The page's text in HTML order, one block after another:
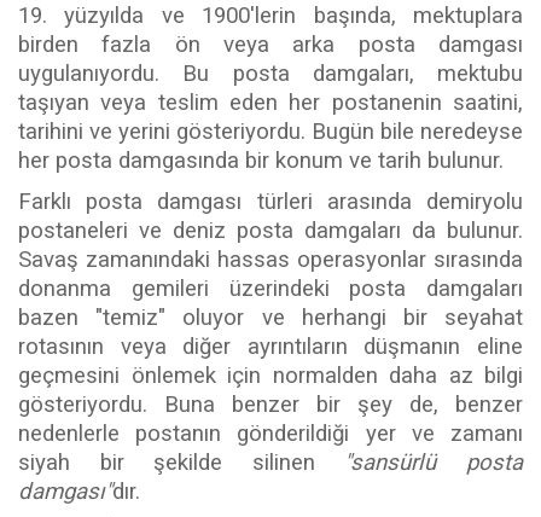
19. yüzyılda ve 1900'lerin başında, mektuplara
birden fazla ön veya arka posta damgası
uygulanıyordu. Bu posta damgaları, mektubu
taşıyan veya teslim eden her postanenin saatini,
tarihini ve yerini gösteriyordu. Bugün bile neredeyse
her posta damgasında bir konum ve tarih bulunur.
Farklı posta damgası türleri arasında demiryolu
postaneleri ve deniz posta damgaları da bulunur.
Savaş zamanındaki hassas operasyonlar sırasında
donanma gemileri üzerindeki posta damgaları
bazen "temiz" oluyor ve herhangi bir seyahat
rotasının veya diğer ayrıntıların düşmanın eline
geçmesini önlemek için normalden daha az bilgi
gösteriyordu. Buna benzer bir şey de, benzer
nedenlerle postanın gönderildiği yer ve zamanı
siyah bir şekilde silinen
"sansürlü posta
damgası"dır.